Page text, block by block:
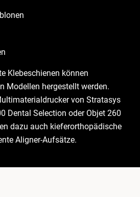
Klebeschienen können
Modellen hergestellt werden.
von Stratasys
Dental Selection oder Objet 260
dazu auch kieferorthopädische
Aligner-Aufsätze.